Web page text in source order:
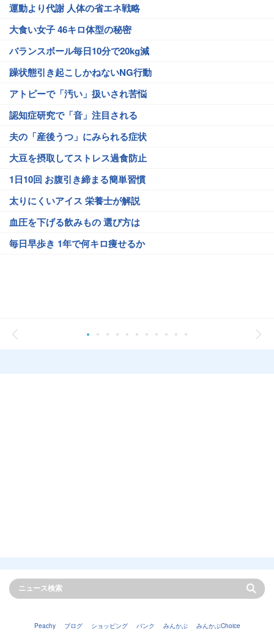
運動より代謝 人体の省エネ戦略
大食い女子 46キロ体型の秘密
バランスボール毎日10分で20kg減
躁状態引き起こしかねないNG行動
アトピーで「汚い」扱いされ苦悩
認知症研究で「音」注目される
夫の「産後うつ」にみられる症状
大豆を摂取してストレス過食防止
1日10回 お腹引き締まる簡単習慣
太りにくいアイス 栄養士が解説
血圧を下げる飲みもの 選び方は
毎日早歩き 1年で何キロ痩せるか
Peachy ブログ ショッピング バンク みんかぶ みんかぶChoice